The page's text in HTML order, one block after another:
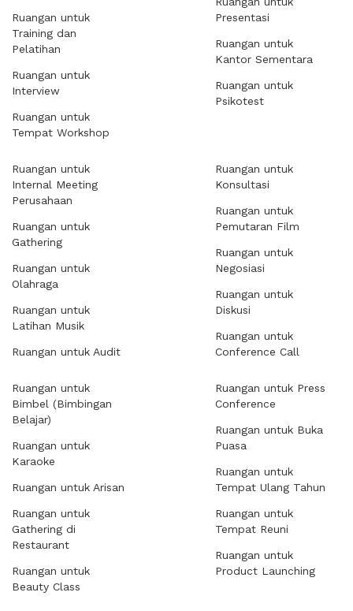
Ruangan untuk
Training dan
Pelatihan
Ruangan untuk
Interview
Ruangan untuk
Tempat Workshop
Presentasi
Ruangan untuk
Kantor Sementara
Ruangan untuk
Psikotest
Ruangan untuk
Internal Meeting
Perusahaan
Ruangan untuk
Gathering
Ruangan untuk
Olahraga
Ruangan untuk
Latihan Musik
Ruangan untuk Audit
Ruangan untuk
Konsultasi
Ruangan untuk
Pemutaran Film
Ruangan untuk
Negosiasi
Ruangan untuk
Diskusi
Ruangan untuk
Conference Call
Ruangan untuk
Bimbel (Bimbingan
Belajar)
Ruangan untuk
Karaoke
Ruangan untuk Arisan
Ruangan untuk
Gathering di
Restaurant
Ruangan untuk
Beauty Class
Ruangan untuk Press
Conference
Ruangan untuk Buka
Puasa
Ruangan untuk
Tempat Ulang Tahun
Ruangan untuk
Tempat Reuni
Ruangan untuk
Product Launching